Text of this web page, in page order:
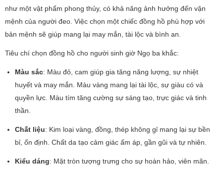
như một vật phẩm phong thủy, có khả năng ảnh hưởng đến vận
mệnh của người đeo. Việc chọn một chiếc đồng hồ phù hợp với
bản mệnh sẽ giúp mang lại may mắn, tài lộc và bình an.
Tiêu chí chọn đồng hồ cho người sinh giờ Ngọ ba khắc:
Màu sắc: Màu đỏ, cam giúp gia tăng năng lượng, sự nhiệt
huyết và may mắn. Màu vàng mang lại tài lộc, sự giàu có và
quyền lực. Màu tím tăng cường sự sáng tạo, trực giác và tinh
thần.
Chất liệu: Kim loại vàng, đồng, thép không gỉ mang lại sự bền
bỉ, ổn định. Chất da tạo cảm giác ấm áp, gần gũi và tự nhiên.
Kiểu dáng: Mặt tròn tượng trưng cho sự hoàn hảo, viên mãn.